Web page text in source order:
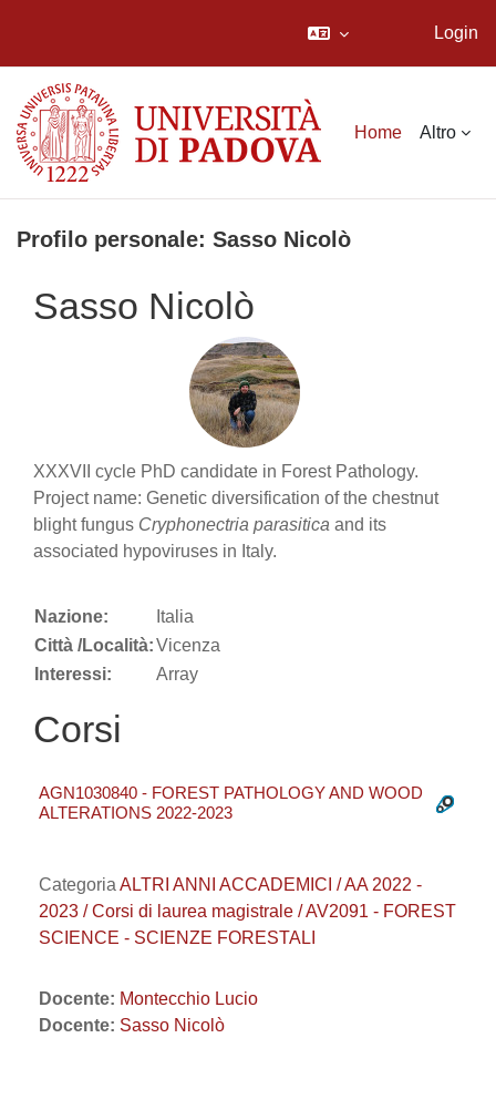
Login
Home Altro
Profilo personale: Sasso Nicolò
Sasso Nicolò
XXXVII cycle PhD candidate in Forest Pathology.
Project name: Genetic diversification of the chestnut
blight fungus Cryphonectria parasitica and its
associated hypoviruses in Italy.
Nazione:
Italia
Città /Località:Vicenza
Interessi:
Array
Corsi
AGN1030840 - FOREST PATHOLOGY AND WOOD
ALTERATIONS 2022-2023
Categoria ALTRI ANNI ACCADEMICI / AA 2022 -
2023 / Corsi di laurea magistrale / AV2091 - FOREST
SCIENCE - SCIENZE FORESTALI
Docente: Montecchio Lucio
Docente: Sasso Nicolò